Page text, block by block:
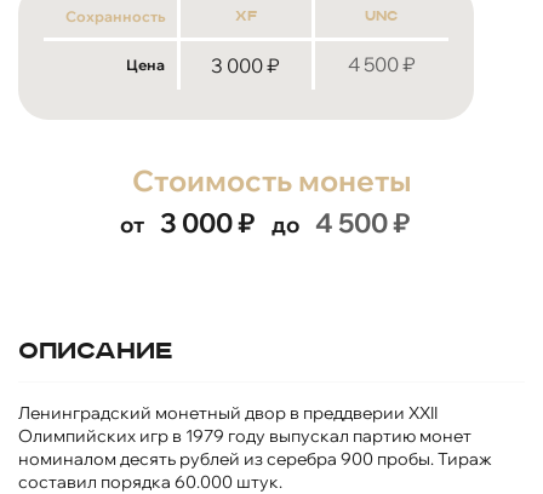
Сохранность xf unc
Цена 3 000₽ 4 500₽
Стоимость монеты
от 3 000₽ до 4 500₽
Описание
Ленинградский монетный двор в преддверии XXII
Олимпийских игр в 1979 году выпускал партию монет
номиналом десять рублей из серебра 900 пробы. Тираж
составил порядка 60.000 штук.